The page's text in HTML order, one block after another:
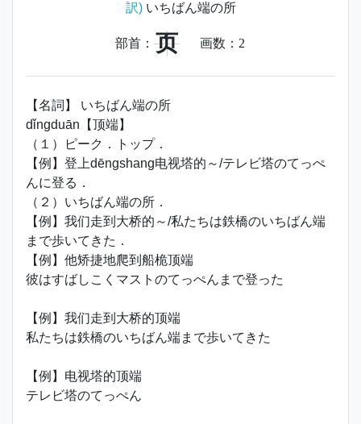
訳)いちばん端の所
部首： 页 画数： 2
【名詞】 いちばん端の所
dǐngduān【顶端】
（１）ピーク．トップ．
【例】登上dēngshang电视塔的～/テレビ塔のてっぺ
んに登る．
（２）いちばん端の所．
【例】我们走到大桥的～/私たちは鉄橋のいちばん端
まで歩いてきた．
【例】他矫捷地爬到船桅顶端
彼はすばしこくマストのてっぺんまで登った
【例】我们走到大桥的顶端
私たちは鉄橋のいちばん端まで歩いてきた
【例】电视塔的顶端
テレビ塔のてっぺん